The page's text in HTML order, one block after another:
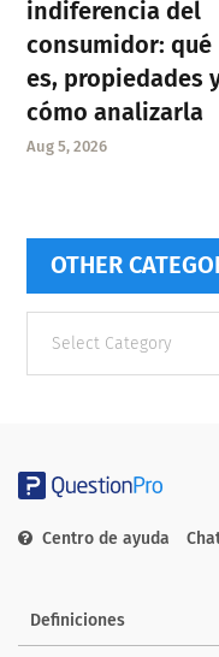
indiferencia del
consumidor: qué
es, propiedades
cómo analizarla
Aug 5, 2026
OTHER
categories
Centro de ayuda
Definiciones